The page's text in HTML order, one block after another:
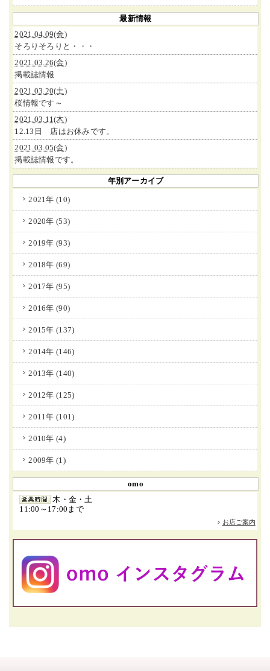
最新情報
2021.04.09(金)
そろりそろりと・・・
2021.03.26(金)
掲載誌情報
2021.03.20(土)
桜情報です～
2021.03.11(木)
12.13日 店はお休みです。
2021.03.05(金)
掲載誌情報です。
年別アーカイブ
2021年 (10)
2020年 (53)
2019年 (93)
2018年 (69)
2017年 (95)
2016年 (90)
2015年 (137)
2014年 (146)
2013年 (140)
2012年 (125)
2011年 (101)
2010年 (4)
2009年 (1)
omo
木・金・土
11:00～17:00まで
お店ご案内